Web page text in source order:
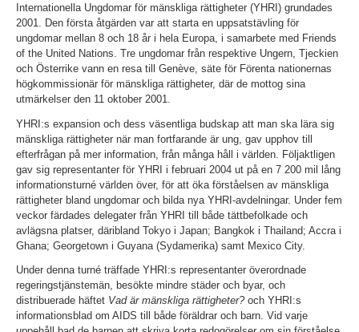
Internationella Ungdomar för mänskliga rättigheter (YHRI) grundades
2001. Den första åtgärden var att starta en uppsatstävling för
ungdomar mellan 8 och 18 år i hela Europa, i samarbete med Friends
of the United Nations. Tre ungdomar från respektive Ungern, Tjeckien
och Österrike vann en resa till Genève, säte för Förenta nationernas
högkommissionär för mänskliga rättigheter, där de mottog sina
utmärkelser den 11 oktober 2001.
YHRI:s expansion och dess väsentliga budskap att man ska lära sig
mänskliga rättigheter när man fortfarande är ung, gav upphov till
efterfrågan på mer information, från många håll i världen. Följaktligen
gav sig representanter för YHRI i februari 2004 ut på en 7 200 mil lång
informationsturné världen över, för att öka förståelsen av mänskliga
rättigheter bland ungdomar och bilda nya YHRI-avdelningar. Under fem
veckor färdades delegater från YHRI till både tättbefolkade och
avlägsna platser, däribland Tokyo i Japan; Bangkok i Thailand; Accra i
Ghana; Georgetown i Guyana (Sydamerika) samt Mexico City.
Under denna turné träffade YHRI:s representanter överordnade
regeringstjänstemän, besökte mindre städer och byar, och
distribuerade häftet Vad är mänskliga rättigheter?och YHRI:s
informationsblad om AIDS till både föräldrar och barn. Vid varje